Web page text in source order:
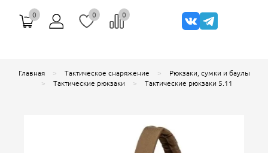
0 0 0
Главная Тактическое снаряжение
Рюкзаки, сумки и баулы
Тактические рюкзаки
Тактические рюкзаки 5.11